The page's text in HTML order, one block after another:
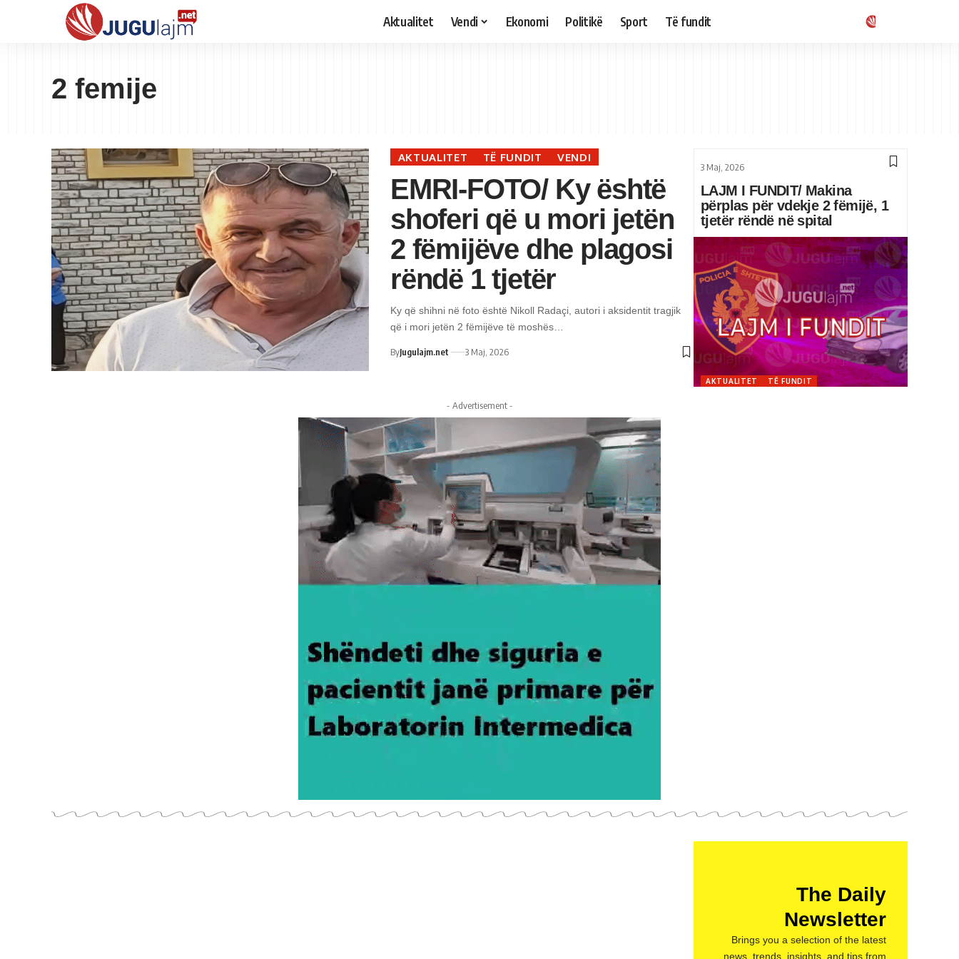
Aktualitet Vendi Ekonomi Politikë Sport Të fundit
2 femije
AKTUALITET TË FUNDIT VENDI
EMRI-FOTO/ Ky është
shoferi që u mori jetën
2 fëmijëve dhe plagosi
rëndë 1 tjetër
Ky që shihni në foto është Nikoll Radaçi, autori i aksidentit tragjik
që i mori jetën 2 fëmijëve të moshës…
ByJugulajm.net 3 Maj, 2026
3 Maj, 2026
LAJM I FUNDIT/ Makina
përplas për vdekje 2 fëmijë, 1
tjetër rëndë në spital
AKTUALITET TË FUNDIT
- Advertisement -
The Daily
Newsletter
Brings you a selection of the latest
news, trends, insights, and tips from